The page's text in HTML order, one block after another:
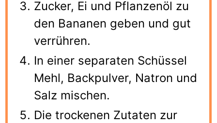
Zucker, Ei und Pflanzenöl zu
den Bananen geben und gut
verrühren.
In einer separaten Schüssel
Mehl, Backpulver, Natron und
Salz mischen.
Die trockenen Zutaten zur